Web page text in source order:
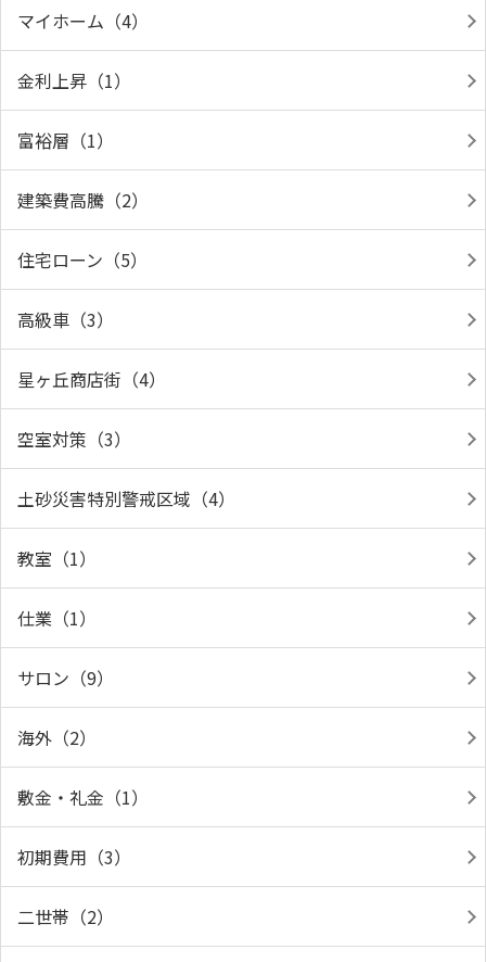
マイホーム（4）
金利上昇（1）
富裕層（1）
建築費高騰（2）
住宅ローン（5）
高級車（3）
星ヶ丘商店街（4）
空室対策（3）
土砂災害特別警戒区域（4）
教室（1）
仕業（1）
サロン（9）
海外（2）
敷金・礼金（1）
初期費用（3）
二世帯（2）